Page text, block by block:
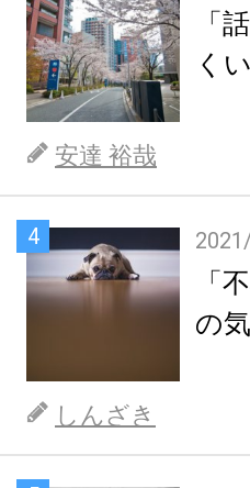
「
く
安達 裕哉
4
「
の
しんざき